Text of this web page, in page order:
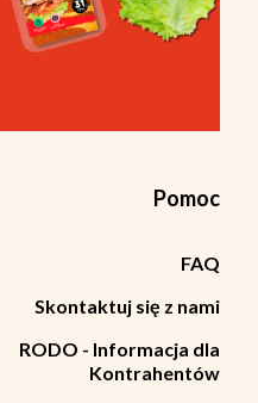
Pomoc
FAQ
Skontaktuj się z nami
RODO - Informacja dla
Kontrahentów